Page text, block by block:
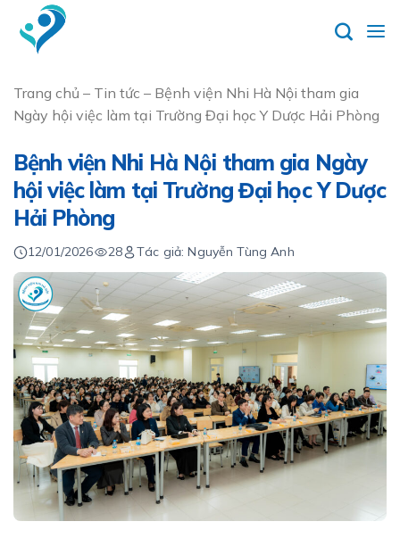
content
Trang chủ – Tin tức – Bệnh viện Nhi Hà Nội tham gia
Ngày hội việc làm tại Trường Đại học Y Dược Hải Phòng
Bệnh viện Nhi Hà Nội tham gia Ngày
hội việc làm tại Trường Đại học Y Dược
Hải Phòng
Tác giả: Nguyễn Tùng Anh
12/01/2026 28